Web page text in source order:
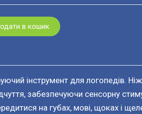
в кошик
інструмент для логопедів.
забезпечуючи сенсорну
на губах, мові, щоках і